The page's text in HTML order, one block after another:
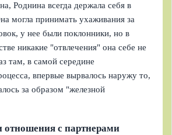
Роднина всегда держала себя в
могла принимать ухаживания за
у нее были поклонники, но в
никакие "отвлечения" она себе не
там, в самой середине
впервые вырвалось наружу то,
за образом "железной
с партнерами